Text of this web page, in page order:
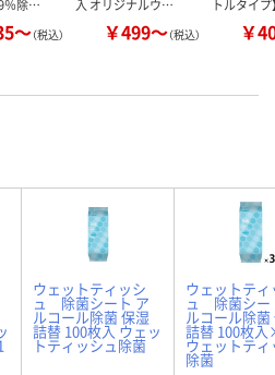
％除…
～（税込）
入 オリジナルウ…
￥499～（税込）
トルタイ
￥
ウェットティッシ
ュ 除菌シート ア
ルコール除菌 保湿
詰替 100枚入 ウェッ
トティッシュ除菌
ウェットティ
ュ 除菌シー
ルコール除菌
詰替 100枚
ウェットテ
除菌